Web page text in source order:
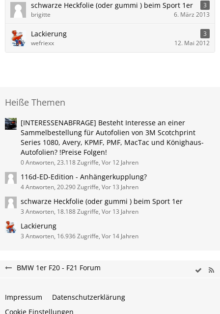
schwarze Heckfolie (oder gummi ) beim Sport 1er
3
brigitte
6. März 2013
Lackierung
3
wefriexx
12. Mai 2012
Heiße Themen
[INTERESSENABFRAGE] Besteht Interesse an einer
Sammelbestellung für Autofolien von 3M Scotchprint
Series 1080, Avery, KPMF, PMF, MacTac und Könighaus-
Autofolien? !Preise Folgen!
0 Antworten, 23.118 Zugriffe, Vor 12 Jahren
116d-ED-Edition - Anhängerkupplung?
4 Antworten, 20.290 Zugriffe, Vor 13 Jahren
schwarze Heckfolie (oder gummi ) beim Sport 1er
3 Antworten, 18.188 Zugriffe, Vor 13 Jahren
Lackierung
3 Antworten, 16.936 Zugriffe, Vor 14 Jahren
BMW 1er F20 - F21 Forum
Impressum
Datenschutzerklärung
Cookie Einstellungen